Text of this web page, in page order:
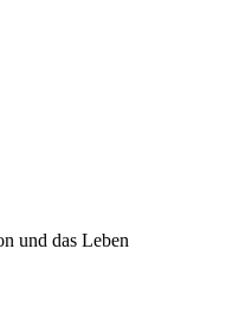
und das Leben